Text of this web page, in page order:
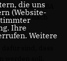
des 2. BA
nach
sind, dass
die uns
(Website-
Ihre
Weitere